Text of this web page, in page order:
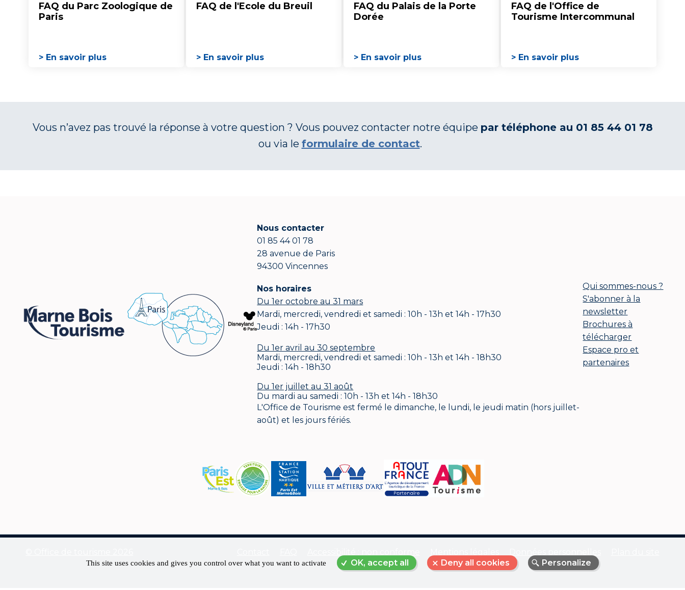
FAQ du Parc Zoologique de
Paris
> En savoir plus
FAQ de l'Ecole du Breuil
> En savoir plus
FAQ du Palais de la Porte
Dorée
> En savoir plus
FAQ de l'Office de
Tourisme Intercommunal
> En savoir plus
Vous n’avez pas trouvé la réponse à votre question ? Vous pouvez contacter notre équipe par téléphone au 01 85 44 01 78
ou via le formulaire de contact.
Nous contacter
01 85 44 01 78
28 avenue de Paris
94300 Vincennes
Nos horaires
Du 1er octobre au 31 mars
Mardi, mercredi, vendredi et samedi : 10h - 13h et 14h - 17h30
Jeudi : 14h - 17h30
Du 1er avril au 30 septembre
Mardi, mercredi, vendredi et samedi : 10h - 13h et 14h - 18h30
Jeudi : 14h - 18h30
Du 1er juillet au 31 août
Du mardi au samedi : 10h - 13h et 14h - 18h30
L'Office de Tourisme est fermé le dimanche, le lundi, le jeudi matin (hors juillet-
août) et les jours fériés.
Qui sommes-nous ?
S'abonner à la
newsletter
Brochures à
télécharger
Espace pro et
partenaires
This site uses cookies and gives you control over what you want to activate OK, accept all Deny all cookies Personalize